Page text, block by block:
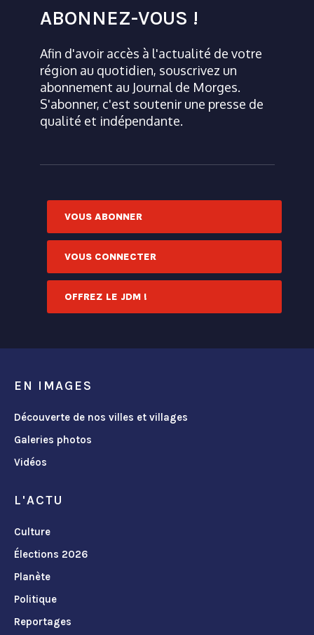
ABONNEZ-VOUS !
Afin d'avoir accès à l'actualité de votre
région au quotidien, souscrivez un
abonnement au Journal de Morges.
S'abonner, c'est soutenir une presse de
qualité et indépendante.
VOUS ABONNER
VOUS CONNECTER
OFFREZ LE JDM !
EN IMAGES
Découverte de nos villes et villages
Galeries photos
Vidéos
L'ACTU
Culture
Élections 2026
Planète
Politique
Reportages